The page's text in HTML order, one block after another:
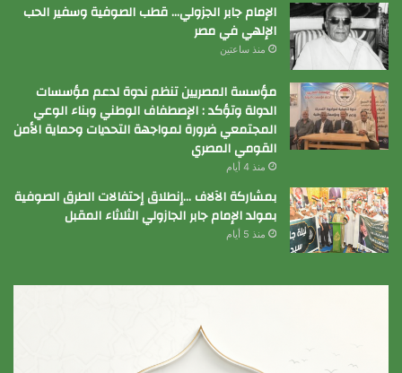
الإمام جابر الجزولي… قطب الصوفية وسفير الحب
الإلهي في مصر
منذ ساعتين
مؤسسة المصريين تنظم ندوة لدعم مؤسسات
الدولة وتؤكد : الإصطفاف الوطني وبناء الوعي
المجتمعي ضرورة لمواجهة التحديات وحماية الأمن
القومي المصري
منذ 4 أيام
بمشاركة الآلاف …إنطلاق إحتفالات الطرق الصوفية
بمولد الإمام جابر الجازولي الثلاثاء المقبل
منذ 5 أيام